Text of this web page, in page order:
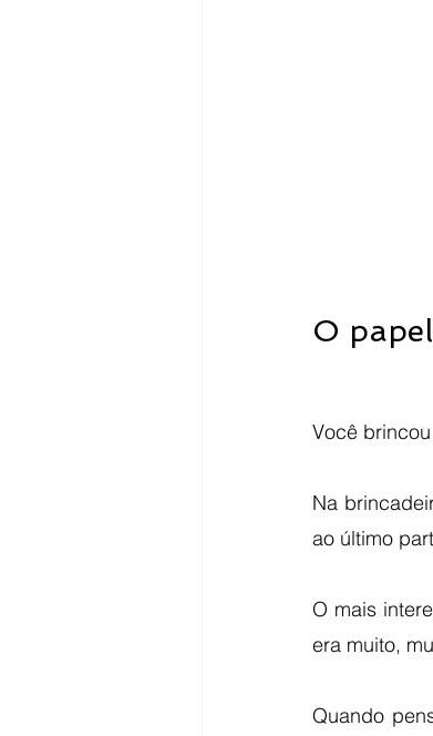
O
Você
Na
ao último
O mais
era muito,
Quando